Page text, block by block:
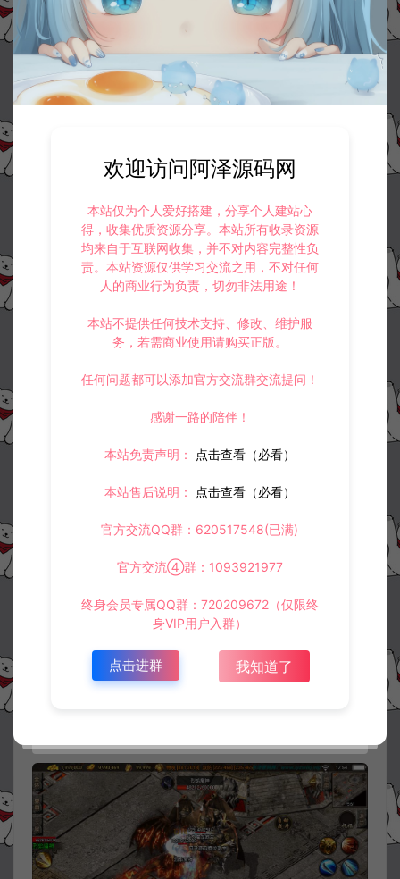
欢迎访问阿泽源码网
本站仅为个人爱好搭建，分享个人建站心
得，收集优质资源分享。本站所有收录资源
均来自于互联网收集，并不对内容完整性负
责。本站资源仅供学习交流之用，不对任何
人的商业行为负责，切勿非法用途！
本站不提供任何技术支持、修改、维护服
务，若需商业使用请购买正版。
任何问题都可以添加官方交流群交流提问！
感谢一路的陪伴！
本站免责声明： 点击查看（必看）
本站售后说明： 点击查看（必看）
官方交流QQ群：620517548(已满)
官方交流④群：1093921977
终身会员专属QQ群：720209672（仅限终
身VIP用户入群）
点击进群 我知道了